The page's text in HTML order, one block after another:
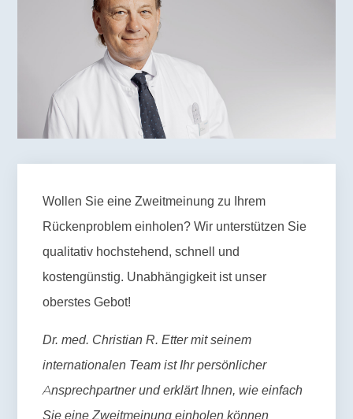
Wollen Sie eine Zweitmeinung zu Ihrem
Rückenproblem einholen? Wir unterstützen Sie
qualitativ hochstehend, schnell und
kostengünstig. Unabhängigkeit ist unser
oberstes Gebot!
Dr. med. Christian R. Etter mit seinem
internationalen Team ist Ihr persönlicher
Ansprechpartner und erklärt Ihnen, wie einfach
Sie eine Zweitmeinung einholen können